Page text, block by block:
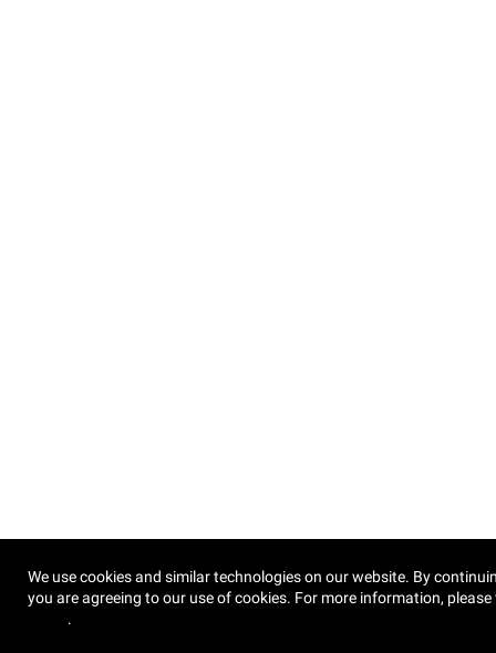
We use cookies and similar technologies on our website. By
you are agreeing to our use of cookies. For more information,
.